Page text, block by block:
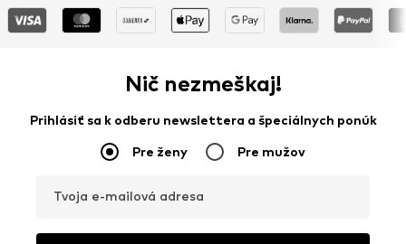
Nič nezmeškaj!
Prihlásiť sa k odberu newslettera a špeciálnych ponúk
Pre ženy Pre mužov
Tvoja e-mailová adresa